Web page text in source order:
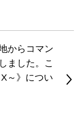
からコマン
ました。こ
～》につい